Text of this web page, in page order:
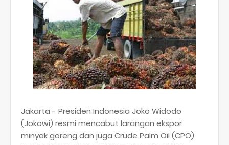
Jakarta - Presiden Indonesia Joko Widodo
(Jokowi) resmi mencabut larangan ekspor
minyak goreng dan juga Crude Palm Oil (CPO).